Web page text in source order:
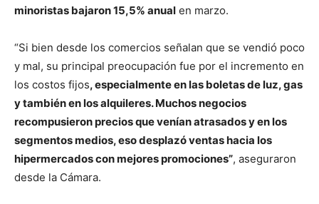
minoristas bajaron 15,5% anual en marzo.
“Si bien desde los comercios señalan que se vendió poco
y mal, su principal preocupación fue por el incremento en
los costos fijos, especialmente en las boletas de luz, gas
y también en los alquileres. Muchos negocios
recompusieron precios que venían atrasados y en los
segmentos medios, eso desplazó ventas hacia los
hipermercados con mejores promociones”, aseguraron
desde la Cámara.